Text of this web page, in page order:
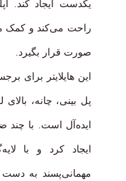
یکدست ایجاد کند.
راحت می‌کند و کمک
صورت قرار بگیرد.
این هایلایتر برای
پل بینی، چانه،
ایده‌آل است. با
ایجاد کرد و با
مهمانی‌پسند به